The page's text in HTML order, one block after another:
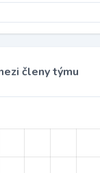
členy týmu